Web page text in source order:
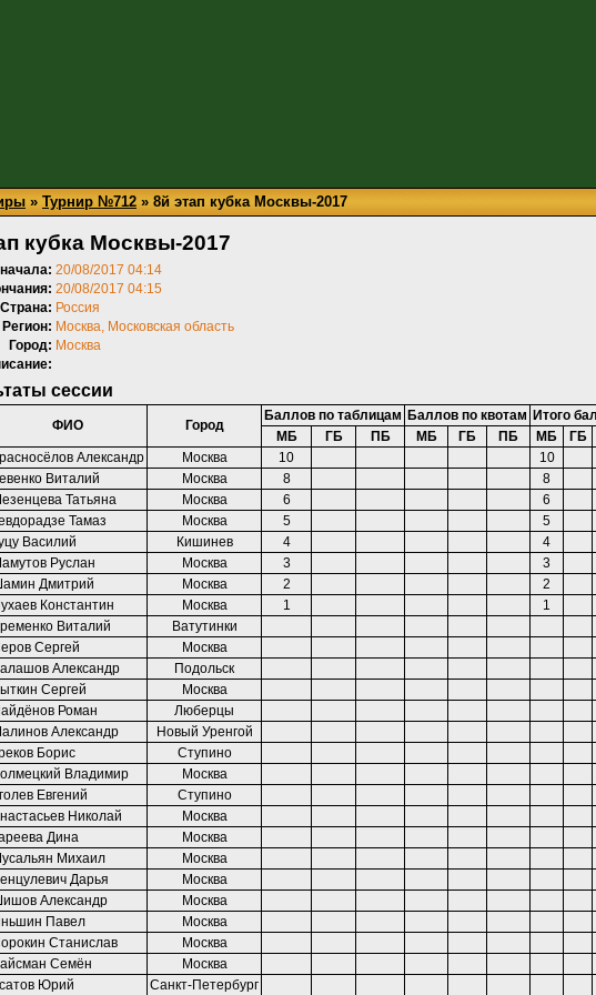
» Турнир №712 » 8й этап кубка Москвы-2017
кубка Москвы-2017
20/08/2017 04:14
20/08/2017 04:15
Страна: Россия
Регион: Москва, Московская область
Город: Москва
сессии
ФИО Город
Баллов по таблицам Баллов по квотам Итого
МБ
ГБ ПБ МБ ГБ ПБ МБ ГБ
Александр Москва 10
10
Виталий Москва 8
8
Татьяна Москва 6
6
Тамаз Москва 5
5
Василий Кишинев 4
4
Руслан Москва 3
3
Дмитрий Москва 2
2
Константин Москва 1
1
Виталий
Ватутинки
Сергей
Москва
Александр
Подольск
Сергей
Москва
Роман
Люберцы
Александр
Новый Уренгой
Борис
Ступино
Владимир
Москва
Евгений
Ступино
Николай
Москва
Дина
Москва
Михаил
Москва
Дарья
Москва
Александр
Москва
Павел
Москва
Станислав
Москва
Семён
Москва
Юрий Санкт-Петербург